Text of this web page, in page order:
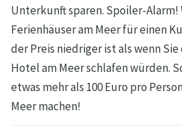
Unterkunft sparen. Spoiler-Alarm!
Ferienhäuser am Meer für einen
der Preis niedriger ist als wenn
Hotel am Meer schlafen würden.
etwas mehr als 100 Euro pro
Meer machen!